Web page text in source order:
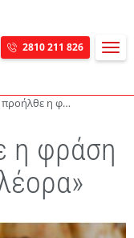
2810 211 826
Από που προήλθε η φράση «έφαγε τον αγλέορα»
η φράση